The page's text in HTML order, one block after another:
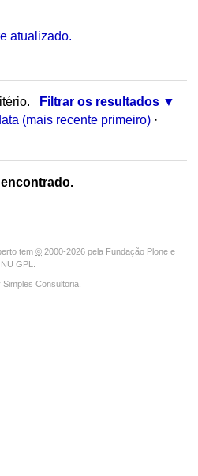
atualizado.
Filtrar os resultados
(mais recente primeiro) ·
tem © 2000-2026 pela Fundação Plone e
GPL
Simples Consultoria